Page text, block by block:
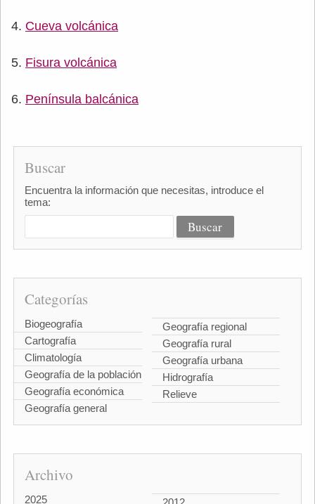
Cueva volcánica
Fisura volcánica
Península balcánica
Buscar
Encuentra la información que necesitas, introduce el
tema:
Categorías
Biogeografía
Cartografía
Climatología
Geografía de la población
Geografía económica
Geografía general
Geografía regional
Geografía rural
Geografía urbana
Hidrografía
Relieve
Archivo
2025